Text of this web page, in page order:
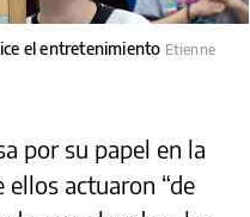
el entretenimiento Etienne
por su papel en la
ellos actuaron “de